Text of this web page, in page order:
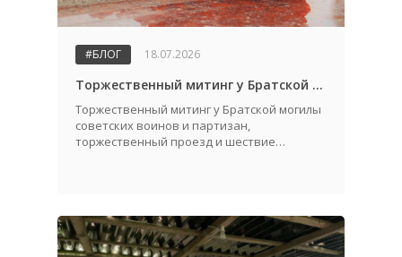
#БЛОГ 18.07.2026
Торжественный митинг у Братской могилы советских воинов и партизан, посвященный Дню города и Дню освобождения Жабинковского района от немецко-фашистских захватчиков
Торжественный митинг у Братской могилы
советских воинов и партизан,
торжественный проезд и шествие